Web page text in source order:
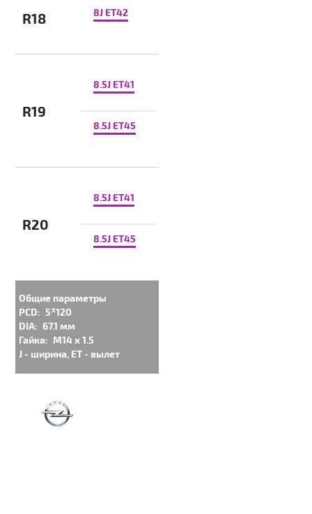
R18 8J ET42
R19
8.5J ET41
8.5J ET45
R20
8.5J ET41
8.5J ET45
Общие параметры
PCD: 5ᕁ120
DIA: 67.1 мм
Гайка: M14 x 1.5
J - ширина, ET - вылет